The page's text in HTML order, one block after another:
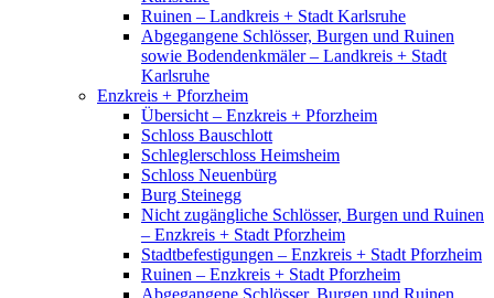
Ruinen – Landkreis + Stadt Karlsruhe
Abgegangene Schlösser, Burgen und Ruinen
sowie Bodendenkmäler – Landkreis + Stadt
Karlsruhe
Enzkreis + Pforzheim
Übersicht – Enzkreis + Pforzheim
Schloss Bauschlott
Schleglerschloss Heimsheim
Schloss Neuenbürg
Burg Steinegg
Nicht zugängliche Schlösser, Burgen und Ruinen
– Enzkreis + Stadt Pforzheim
Stadtbefestigungen – Enzkreis + Stadt Pforzheim
Ruinen – Enzkreis + Stadt Pforzheim
Abgegangene Schlösser, Burgen und Ruinen